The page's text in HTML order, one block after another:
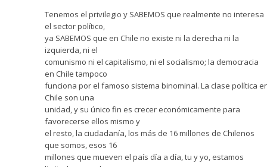
Tenemos el privilegio y SABEMOS que realmente no interesa
el sector político,
ya SABEMOS que en Chile no existe ni la derecha ni la
izquierda, ni el
comunismo ni el capitalismo, ni el socialismo; la democracia
en Chile tampoco
funciona por el famoso sistema binominal. La clase política
Chile son una
unidad, y su único fin es crecer económicamente para
favorecerse ellos mismo y
el resto, la ciudadanía, los más de 16 millones de Chilenos
que somos, esos 16
millones que mueven el país día a día, tu y yo, estamos